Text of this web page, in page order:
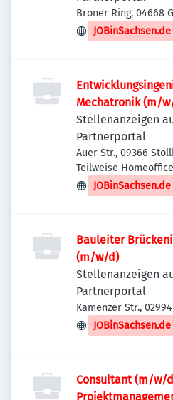
Broner Ring, 04668
JOBinSachsen.de
Mechatronik (m/
Stellenanzeigen
Partnerportal
Auer Str., 09366
Deutschland
Teilweise Homeoffice
JOBinSachsen.de
Bauleiter
(m/w/d)
Stellenanzeigen
Partnerportal
Kamenzer Str.,
Straßgräbchen,
JOBinSachsen.de
Consultant (m/w/